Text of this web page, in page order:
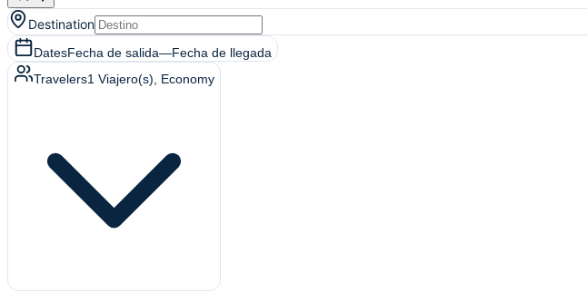
Destination
DatesFecha de salida—Fecha de llegada
Travelers1 Viajero(s) , Economy